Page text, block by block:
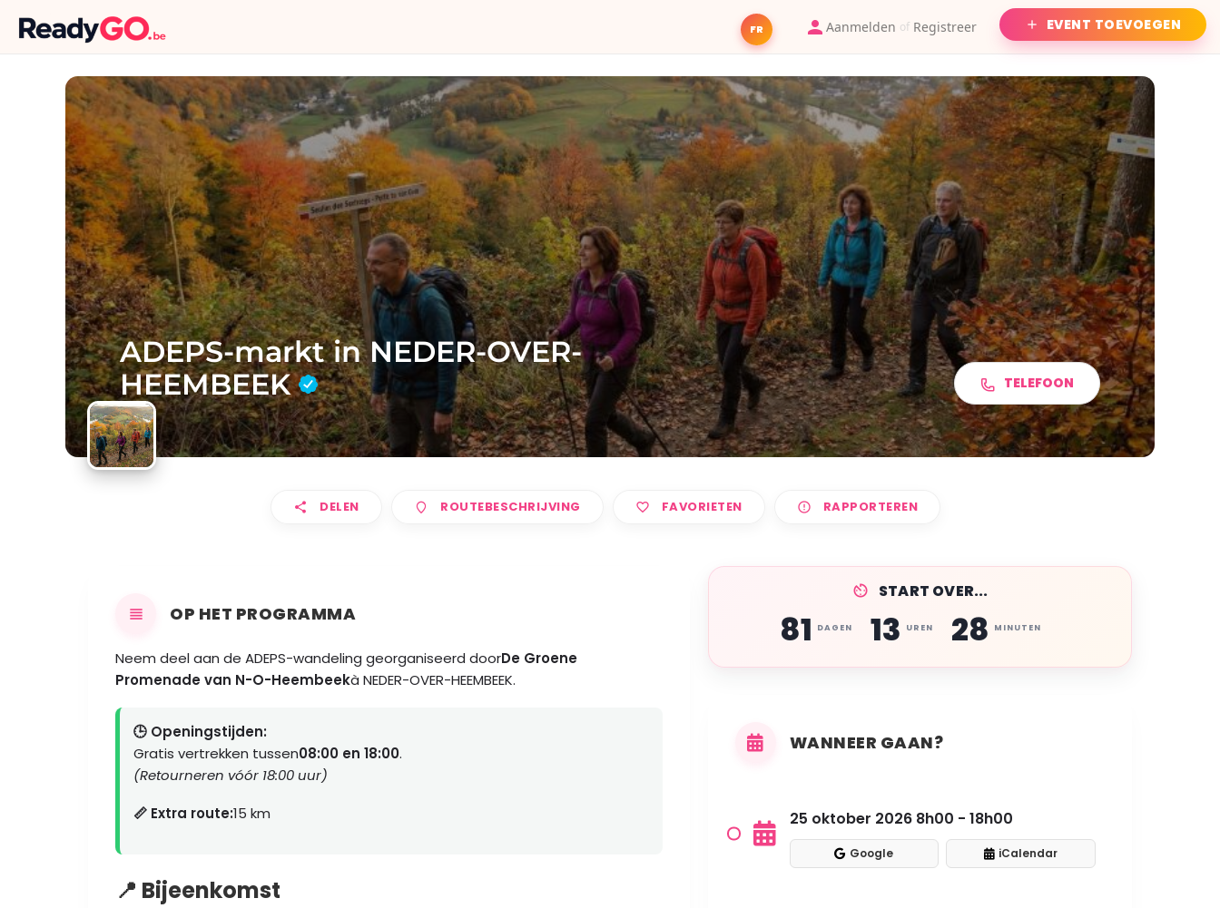
FR Aanmelden of Registreer EVENT TOEVOEGEN
ADEPS-markt in NEDER-OVER-
HEEMBEEK
TELEFOON
DELEN ROUTEBESCHRIJVING FAVORIETEN RAPPORTEREN
OP HET PROGRAMMA
Neem deel aan de ADEPS-wandeling georganiseerd doorDe Groene
Promenade van N-O-Heembeekà NEDER-OVER-HEEMBEEK.
🕒 Openingstijden:
Gratis vertrekken tussen08:00 en 18:00.
(Retourneren vóór 18:00 uur)
📏 Extra route:15 km
📍 Bijeenkomst
START OVER...
81 DAGEN 13 UREN 28 MINUTEN
WANNEER GAAN?
25 oktober 2026 8h00 - 18h00
Google iCalendar